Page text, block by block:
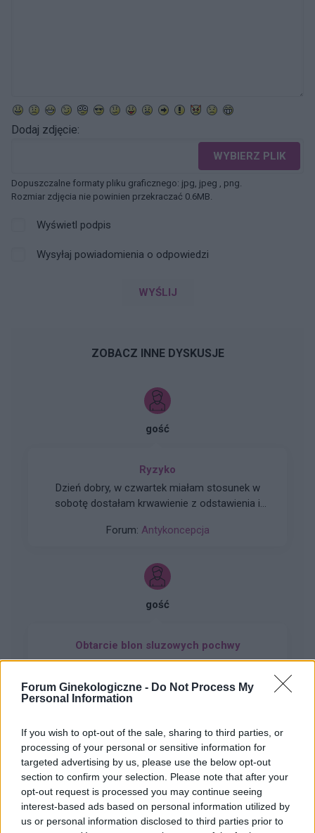
Forum Ginekologiczne - Do Not Process My
Personal Information
If you wish to opt-out of the sale, sharing to third parties, or
processing of your personal or sensitive information for
targeted advertising by us, please use the below opt-out
section to confirm your selection. Please note that after your
opt-out request is processed you may continue seeing
interest-based ads based on personal information utilized by
us or personal information disclosed to third parties prior to
Dodaj zdjęcie:
WYBIERZ PLIK
Dopuszczalne formaty pliku graficznego: jpg, jpeg , png.
Rozmiar zdjęcia nie powinien przekraczać 0.6MB.
Wyświetl podpis
Wysyłaj powiadomienia o odpowiedzi
WYŚLIJ
ZOBACZ INNE DYSKUSJE
gość
Ryzyko
Dzień dobry, w czwartek miałam stosunek w
sobotę dostałam krwawienie z odstawienia i
nowe opakowanie tabletek pierwsza wzięłam
a we wtorek jak się zorientowałam to wzięłam
dwie. Moje pytanie brzmi jakie jest ryzyko ciąży
stosunek z czwartku.
Forum: Antykoncepcja
gość
Obtarcie blon sluzowych pochwy
Obtarcie blon sluzowych pochwy podczas
sikania i napuchniete .Jaka masc albo zel
Forum:Ginekologia - forum dla rodziny i
gość